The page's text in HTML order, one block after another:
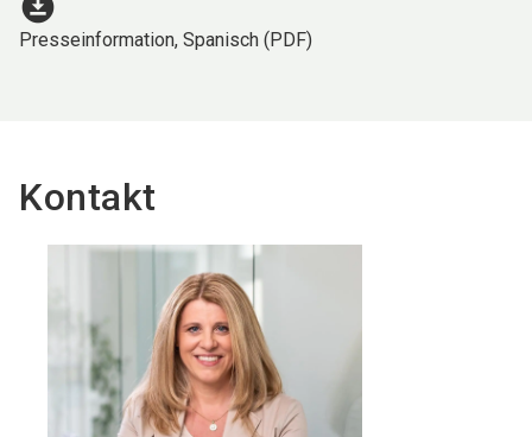
download_for_offline
Presseinformation, Spanisch (PDF)
Kontakt